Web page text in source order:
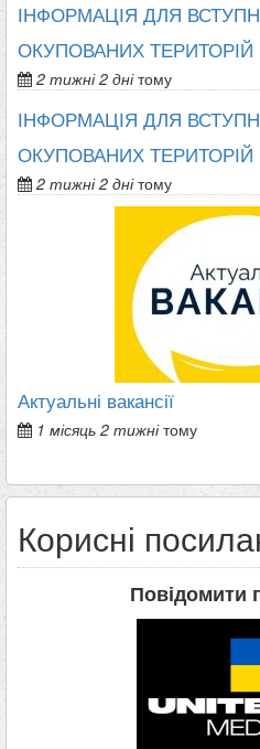
ІНФОРМАЦІЯ ДЛЯ
ОКУПОВАНИХ ТЕРИТОРІЙ
2 тижні 2 днітому
ІНФОРМАЦІЯ ДЛЯ
ОКУПОВАНИХ ТЕРИТОРІЙ
2 тижні 2 днітому
Актуальні вакансії
1 місяць 2 тижнітому
Корисні
Повідомити